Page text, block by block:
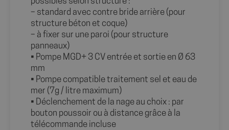
– standard avec contre bride arrière (pour
structure béton et coque)
– à fixer sur une paroi (pour structure
panneaux)
• Pompe MGD+ 3 CV entrée et sortie en Ø 63
mm
• Pompe compatible traitement sel et eau de
mer (7g / litre maximum)
• Déclenchement de la nage au choix : par
bouton poussoir ou à distance grâce à la
télécommande incluse